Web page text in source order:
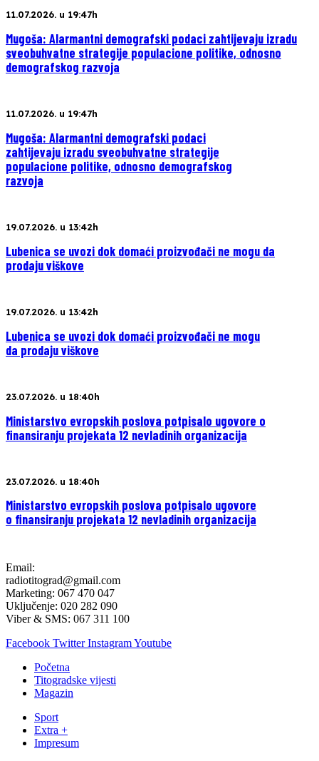
11.07.2026. u 19:47h
Mugoša: Alarmantni demografski podaci zahtijevaju izradu
sveobuhvatne strategije populacione politike, odnosno
demografskog razvoja
11.07.2026. u 19:47h
Mugoša: Alarmantni demografski podaci
zahtijevaju izradu sveobuhvatne strategije
populacione politike, odnosno demografskog
razvoja
19.07.2026. u 13:42h
Lubenica se uvozi dok domaći proizvođači ne mogu da
prodaju viškove
19.07.2026. u 13:42h
Lubenica se uvozi dok domaći proizvođači ne mogu
da prodaju viškove
23.07.2026. u 18:40h
Ministarstvo evropskih poslova potpisalo ugovore o
finansiranju projekata 12 nevladinih organizacija
23.07.2026. u 18:40h
Ministarstvo evropskih poslova potpisalo ugovore
o finansiranju projekata 12 nevladinih organizacija
Email:
radiotitograd@gmail.com
Marketing: 067 470 047
Uključenje: 020 282 090
Viber & SMS: 067 311 100
Facebook Twitter InstagramYoutube
Početna
Titogradske vijesti
Magazin
Sport
Extra +
Impresum